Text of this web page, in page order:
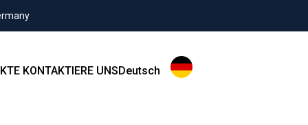
KONTAKTIERE UNSDeutsch